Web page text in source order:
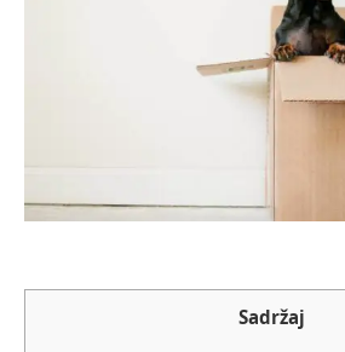
Sadržaj